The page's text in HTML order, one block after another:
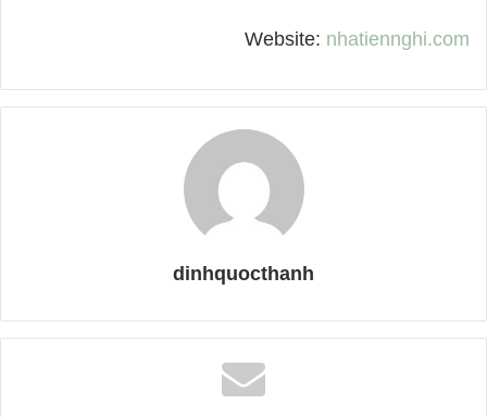
Website: nhatiennghi.com
dinhquocthanh